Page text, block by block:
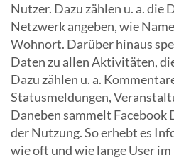
Nutzer. Dazu zählen u. a. die
Netzwerk angeben, wie
Wohnort. Darüber hinaus
Daten zu allen Aktivitäten,
Dazu zählen u. a.
Statusmeldungen,
Daneben sammelt Facebook
der Nutzung. So erhebt es
wie oft und wie lange User